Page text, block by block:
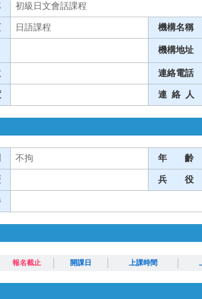
初級日文會話課程
日語課程 機構名稱
機構地址
連絡電話
連 絡 人
不拘 年 齡
兵 役
報名截止 開課日 上課時間